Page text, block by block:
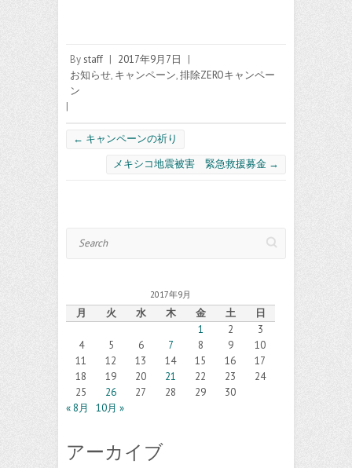
Bystaff | 2017年9月7日
|
お知らせ, キャンペーン,排除ZEROキャンペー
ン
|
← キャンペーンの祈り
メキシコ地震被害 緊急救援募金 →
2017年9月
月 火 水 木 金 土
日
1
2
3
4
5 6 7 8 9
10
11
12 13 14 15 16
17
18
19 20 21 22 23
24
25
26 27 28 29
30
« 8月
10月 »
アーカイブ